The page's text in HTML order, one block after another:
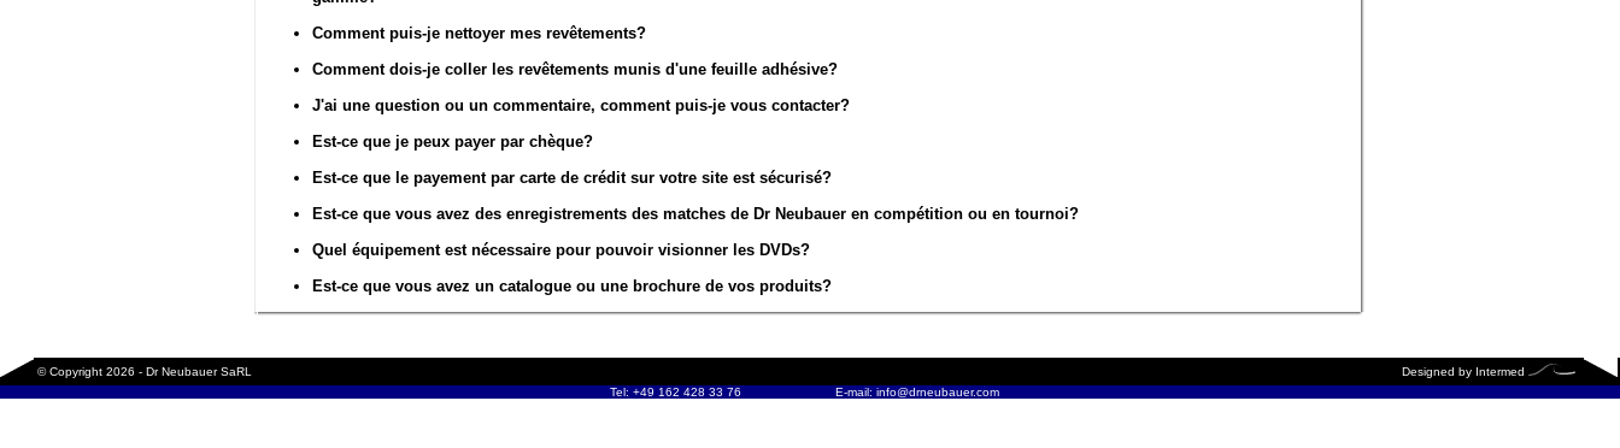
Comment puis-je nettoyer mes revêtements?
Comment dois-je coller les revêtements munis d'une feuille adhésive?
J'ai une question ou un commentaire, comment puis-je vous contacter?
Est-ce que je peux payer par chèque?
Est-ce que le payement par carte de crédit sur votre site est sécurisé?
Est-ce que vous avez des enregistrements des matches de Dr Neubauer en compétition ou en tournoi?
Quel équipement est nécessaire pour pouvoir visionner les DVDs?
Est-ce que vous avez un catalogue ou une brochure de vos produits?
© Copyright 2026 - Dr Neubauer SaRL Designed by Intermed
Tel: +49 162 428 33 76
E-mail: info@drneubauer.com